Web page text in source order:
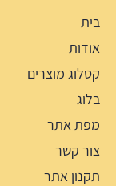
בית
אודות
קטלוג מוצרים
בלוג
מפת אתר
צור קשר
תקנון אתר